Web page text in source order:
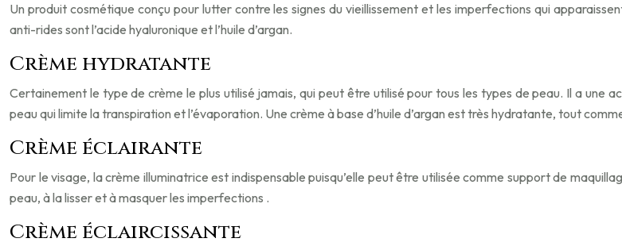
Un produit cosmétique conçu pour lutter contre les signes du vieillissement et les imperfections qui
anti-rides sont l’acide hyaluronique et l’huile d’argan.
Crème hydratante
Certainement le type de crème le plus utilisé jamais, qui peut être utilisé pour tous les types de peau. Il a
peau qui limite la transpiration et l’évaporation. Une crème à base d’huile d’argan est très hydratante, tout
Crème éclairante
Pour le visage, la crème illuminatrice est indispensable puisqu’elle peut être utilisée comme support de
peau, à la lisser et à masquer les imperfections .
Crème éclaircissante